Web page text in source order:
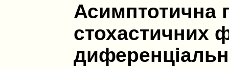
Асимптотична
стохастичних